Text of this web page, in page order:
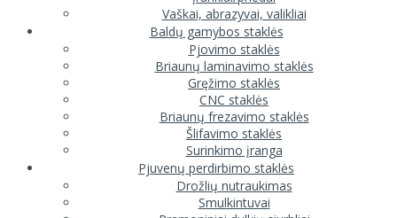
Vaškai, abrazyvai, valikliai
Baldų gamybos staklės
Pjovimo staklės
Briaunų laminavimo staklės
Gręžimo staklės
CNC staklės
Briaunų frezavimo staklės
Šlifavimo staklės
Surinkimo įranga
Pjuvenų perdirbimo staklės
Drožlių nutraukimas
Smulkintuvai